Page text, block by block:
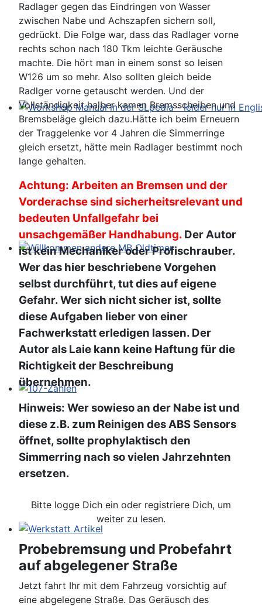
Workshop Manual in der SLpedia - leider nur in
Willkommen andere MB Oldtimer
107-Zahlen
Werkstatt Artikel
Radlager gegen das Eindringen von Wasser
zwischen Nabe und Achszapfen sichern soll,
gedrückt. Die Folge war, dass das Radlager vorne
rechts schon nach 180 Tkm leichte Geräusche
machte. Die hört man in einem sonst so leisen
W126 um so mehr. Also sollten gleich beide
Radlger vorne getauscht werden. Und der
Vollständigkeit halber kamen Bremsscheiben und
Bremsbeläge gleich dazu.Hätte ich beim Erneuern
der Traggelenke vor 4 Jahren die Simmerringe
gleich ersetzt, hätte mein Radlager bestimmt noch
lange gehalten.
Achtung: Arbeiten an Bremsen und der
Vorderachse sind sicherheitsrelevant und
bedeuten Unfallgefahr bei
unsachgemäßer Handhabung. Der Autor
ist kein Mechaniker oder Profischrauber.
Wer das hier beschriebene Vorgehen
selbst durchführt, tut dies auf eigene
Gefahr. Wer sich nicht sicher ist, sollte
diese Aufgaben lieber von einer
Fachwerkstatt erledigen lassen. Der
Autor als Laie kann keine Haftung für die
Richtigkeit der Beschreibung
übernehmen.
Hinweis: Wer sowieso an der Nabe ist und
diese z.B. zum Reinigen des ABS Sensors
öffnet, sollte prophylaktisch den
Simmerring nach so vielen Jahrzehnten
ersetzen.
Bitte logge Dich ein oder registriere Dich, um
weiter zu lesen.
Probebremsung und Probefahrt
auf abgelegener Straße
Jetzt fahrt Ihr mit dem Fahrzeug vorsichtig auf
eine abgelegene Straße. Das Geräusch des